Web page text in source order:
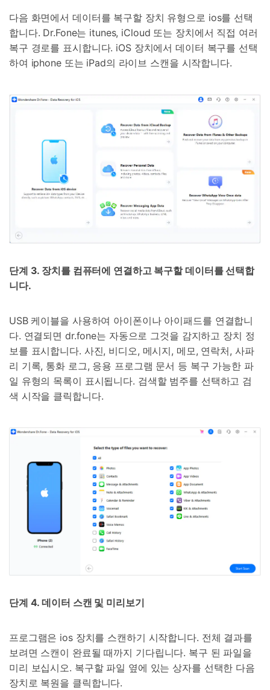
다음 화면에서 데이터를 복구할 장치 유형으로 ios를 선택
합니다. Dr.Fone는 itunes, iCloud 또는 장치에서 직접 여러
복구 경로를 표시합니다. iOS 장치에서 데이터 복구를 선택
하여 iphone 또는 iPad의 라이브 스캔을 시작합니다.
단계 3. 장치를 컴퓨터에 연결하고 복구할 데이터를 선택합
니다.
USB 케이블을 사용하여 아이폰이나 아이패드를 연결합니
다. 연결되면 dr.fone는 자동으로 그것을 감지하고 장치 정
보를 표시합니다. 사진, 비디오, 메시지, 메모, 연락처, 사파
리 기록, 통화 로그, 응용 프로그램 문서 등 복구 가능한 파
일 유형의 목록이 표시됩니다. 검색할 범주를 선택하고 검
색 시작을 클릭합니다.
단계 4. 데이터 스캔 및 미리보기
프로그램은 ios 장치를 스캔하기 시작합니다. 전체 결과를
보려면 스캔이 완료될 때까지 기다립니다. 복구 된 파일을
미리 보십시오. 복구할 파일 옆에 있는 상자를 선택한 다음
장치로 복원을 클릭합니다.